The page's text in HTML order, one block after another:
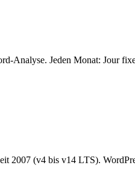
Analyse. Jeden Monat: Jour
2007 (v4 bis v14 LTS).